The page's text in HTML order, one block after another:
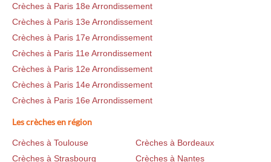
Crèches à Paris 18e Arrondissement
Crèches à Paris 13e Arrondissement
Crèches à Paris 17e Arrondissement
Crèches à Paris 11e Arrondissement
Crèches à Paris 12e Arrondissement
Crèches à Paris 14e Arrondissement
Crèches à Paris 16e Arrondissement
Les crèches en région
Crèches à Toulouse
Crèches à Bordeaux
Crèches à Strasbourg
Crèches à Nantes